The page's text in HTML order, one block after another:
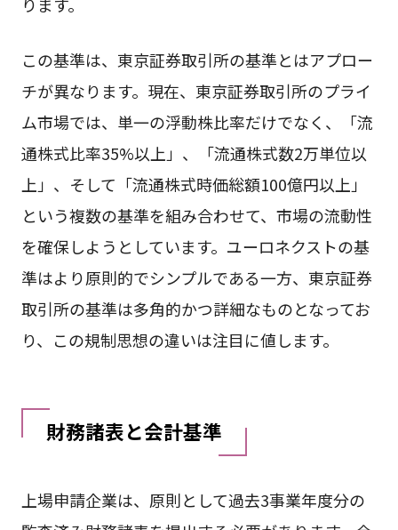
ります。
この基準は、東京証券取引所の基準とはアプロー
チが異なります。現在、東京証券取引所のプライ
ム市場では、単一の浮動株比率だけでなく、「流
通株式比率35%以上」、「流通株式数2万単位以
上」、そして「流通株式時価総額100億円以上」
という複数の基準を組み合わせて、市場の流動性
を確保しようとしています。ユーロネクストの基
準はより原則的でシンプルである一方、東京証券
取引所の基準は多角的かつ詳細なものとなってお
り、この規制思想の違いは注目に値します。
財務諸表と会計基準
上場申請企業は、原則として過去3事業年度分の